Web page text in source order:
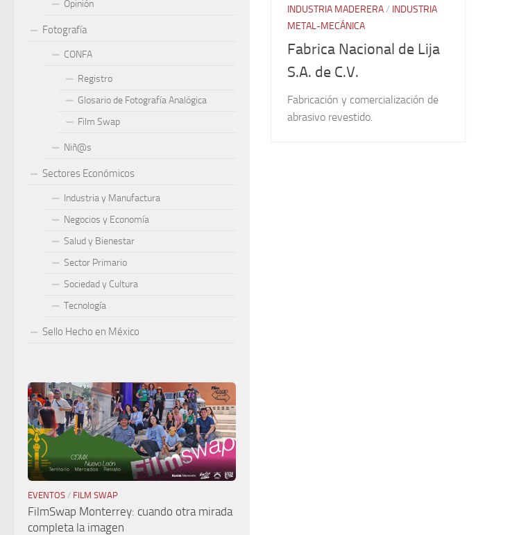
INDUSTRIA MADERERA/ INDUSTRIA
METAL-MECÁNICA
Fabrica Nacional de Lija
S.A. de C.V.
Fabricación y comercialización de
abrasivo revestido.
Opinión
Fotografía
CONFA
Registro
Glosario de Fotografía Analógica
Film Swap
Niñ@s
Sectores Económicos
Industria y Manufactura
Negocios y Economía
Salud y Bienestar
Sector Primario
Sociedad y Cultura
Tecnología
Sello Hecho en México
EVENTOS / FILM SWAP
FilmSwap Monterrey: cuando otra mirada
completa la imagen